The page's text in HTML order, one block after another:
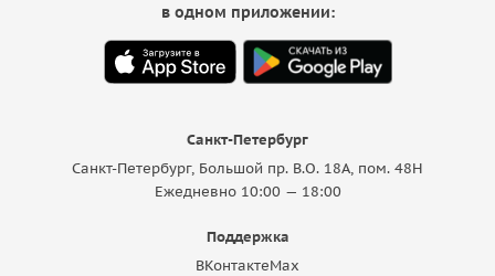
Санкт-Петербург
Санкт-Петербург, Большой пр. В.О. 18A, пом. 48Н
Ежедневно 10:00 — 18:00
Поддержка
ВКонтактеMax
в одном приложении: